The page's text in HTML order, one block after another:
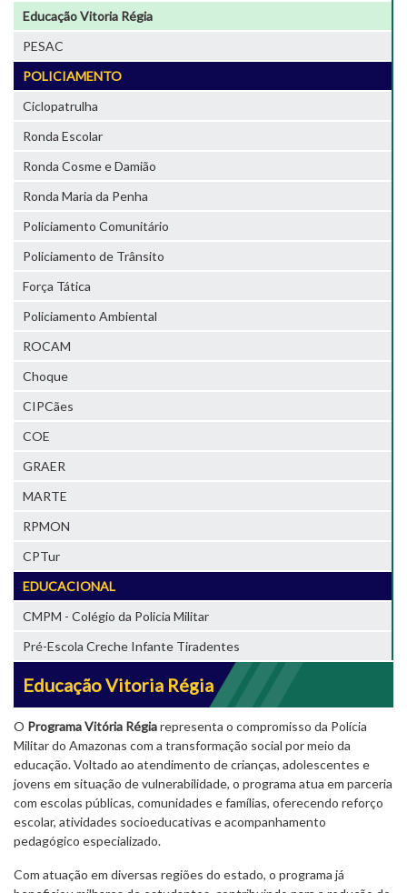
Educação Vitoria Régia
PESAC
POLICIAMENTO
Ciclopatrulha
Ronda Escolar
Ronda Cosme e Damião
Ronda Maria da Penha
Policiamento Comunitário
Policiamento de Trânsito
Força Tática
Policiamento Ambiental
ROCAM
Choque
CIPCães
COE
GRAER
MARTE
RPMON
CPTur
EDUCACIONAL
CMPM - Colégio da Policia Militar
Pré-Escola Creche Infante Tiradentes
Educação Vitoria Régia
O Programa Vitória Régiarepresenta o compromisso da Polícia
Militar do Amazonas com a transformação social por meio da
educação. Voltado ao atendimento de crianças, adolescentes e
jovens em situação de vulnerabilidade, o programa atua em parceria
com escolas públicas, comunidades e famílias, oferecendo reforço
escolar, atividades socioeducativas e acompanhamento
pedagógico especializado.
Com atuação em diversas regiões do estado, o programa já